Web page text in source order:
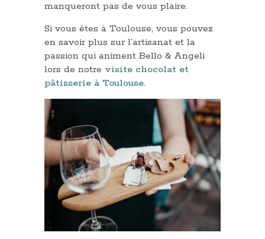
manqueront pas de vous plaire.
Si vous êtes à Toulouse, vous pouvez
en savoir plus sur l’artisanat et la
passion qui animent Bello & Angeli
lors de notre visite chocolat et
pâtisserie à Toulouse.